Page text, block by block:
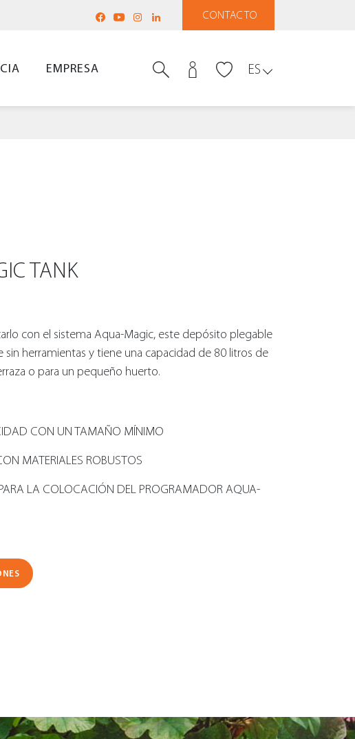
CONTACTO
EMPRESA ES
TANK
con el sistema Aqua-Magic, este depósito plegable
sin herramientas y tiene una capacidad de 80 litros de
o para un pequeño huerto.
CON UN TAMAÑO MÍNIMO
MATERIALES ROBUSTOS
LA COLOCACIÓN DEL PROGRAMADOR AQUA-